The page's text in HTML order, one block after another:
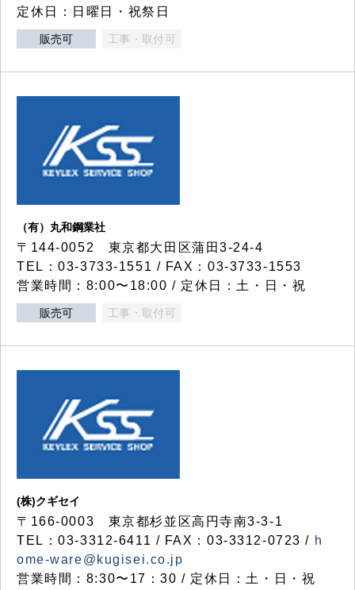
定休日：日曜日・祝祭日
販売可 工事・取付可
（有）丸和鋼業社
〒144-0052 東京都大田区蒲田3-24-4
TEL：03-3733-1551 / FAX：03-3733-1553
営業時間：8:00〜18:00 / 定休日：土・日・祝
販売可 工事・取付可
(株)クギセイ
〒166-0003 東京都杉並区高円寺南3-3-1
TEL：03-3312-6411 / FAX：03-3312-0723 / h
ome-ware@kugisei.co.jp
営業時間：8:30〜17：30 / 定休日：土・日・祝